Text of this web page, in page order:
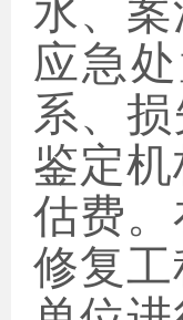
水、
应急
系、
鉴定
估费
修复